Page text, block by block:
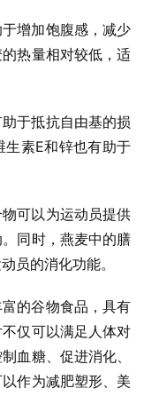
增加饱腹感，减少
热量相对较低，适
于抵抗自由基的损
生素E和锌也有助于
可以为运动员提供
同时，燕麦中的膳
员的消化功能。
的谷物食品，具有
仅可以满足人体对
血糖、促进消化、
作为减肥塑形、美